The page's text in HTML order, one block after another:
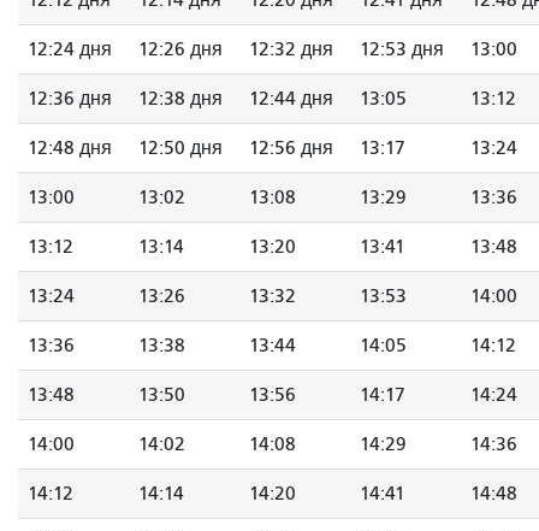
12:24 дня 12:26 дня 12:32 дня 12:53 дня 13:00
12:36 дня 12:38 дня 12:44 дня 13:05 13:12
12:48 дня 12:50 дня 12:56 дня 13:17 13:24
13:00 13:02 13:08 13:29 13:36
13:12 13:14 13:20 13:41 13:48
13:24 13:26 13:32 13:53 14:00
13:36 13:38 13:44 14:05 14:12
13:48 13:50 13:56 14:17 14:24
14:00 14:02 14:08 14:29 14:36
14:12 14:14 14:20 14:41 14:48